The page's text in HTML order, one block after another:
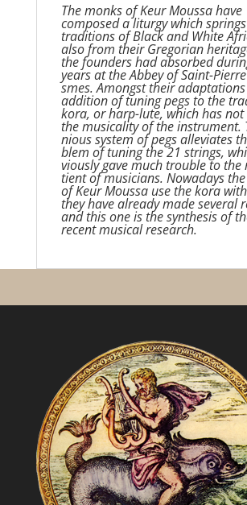
The monks of Keur Moussa have
composed a liturgy which
traditions of Black and White
also from their Gregorian
the founders had absorbed
years at the Abbey of Saint-
smes. Amongst their
addition of tuning pegs to the
kora, or harp-lute, which has not
the musicality of the instrument.
nious system of pegs alleviates
blem of tuning the 21 strings,
viously gave much trouble to
tient of musicians. Nowadays
of Keur Moussa use the kora
they have already made several
and this one is the synthesis of
recent musical research.